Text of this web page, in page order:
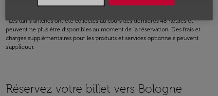
*Les tarifs affichés ont été collectés au cours des dernières 48 heures et
peuvent ne plus être disponibles au moment de la réservation. Des frais et
charges supplémentaires pour les produits et services optionnels peuvent
s'appliquer.
Réservez votre billet vers Bologne